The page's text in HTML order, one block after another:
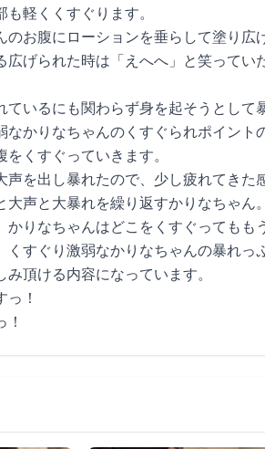
軽くくすぐります。
のお腹にローションを垂らして塗り広
広げられた時は「えへへ」と笑って
ているにも関わらず身を起そうとして
かりなちゃんのくすぐられポイント
くすぐっていきます。
を出し暴れたので、少し疲れてきた
声と大暴れを繰り返すかりなちゃん。
かりなちゃんはどこをくすぐってもも
くすぐり激弱なかりなちゃんの暴れっ
頂ける内容になっています。
！